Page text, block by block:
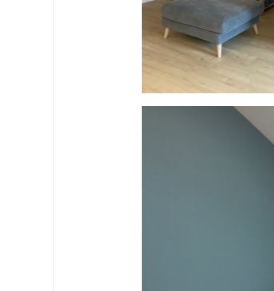
thumbnail_IMG_3987